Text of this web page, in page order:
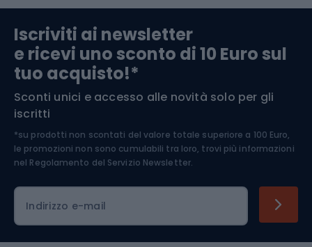
Abbigliamento da escursionismo
Componenti per biciclette
Arrampicata
Medicina dello sport
Abbigliamento ciclistico
Iscriviti ai newsletter
e ricevi uno sconto di 10 Euro sul
tuo acquisto!*
Sconti unici e accesso alle novità solo per gli
iscritti
*su prodotti non scontati del valore totale superiore a 100 Euro,
le promozioni non sono cumulabili tra loro, trovi più informazioni
nel Regolamento del Servizio Newsletter.
Indirizzo e-mail